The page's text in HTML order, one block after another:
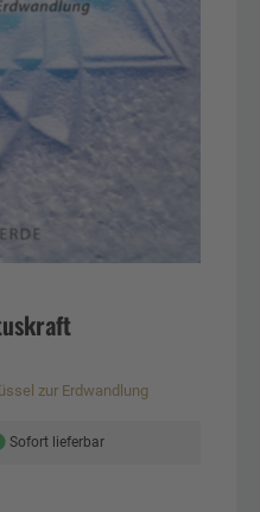
zur Erdwandlung
Sofort lieferbar